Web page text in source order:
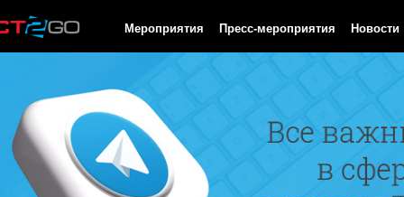
Мероприятия Пресс-мероприятия Новости